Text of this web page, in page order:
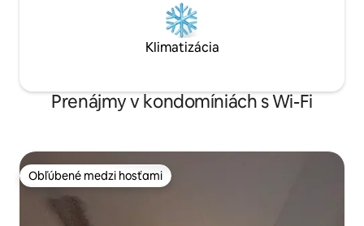
Klimatizácia
Prenájmy v kondomíniách s Wi-Fi
Obľúbené medzi hosťami
Obľúbené medzi hosťami